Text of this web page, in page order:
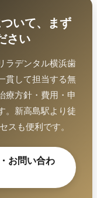
いて、まず
さい
ラデンタル横浜歯
貫して担当する無
療方針・費用・申
。新高島駅より徒
スも便利です。
お問い合わ